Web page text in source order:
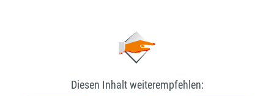
Diesen Inhalt weiterempfehlen: